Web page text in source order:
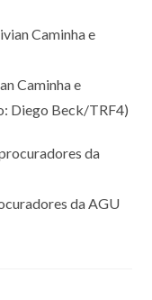
Caminha e
Diego Beck/TRF4)
da AGU